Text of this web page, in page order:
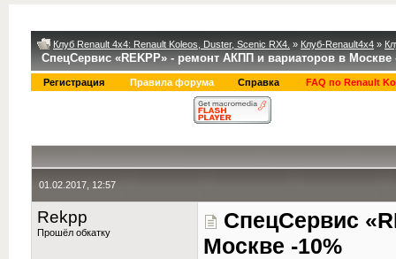
Клуб Renault 4x4: Renault Koleos, Duster, Scenic RX4. » Клуб-Renault4x4 »
СпецСервис «REKPP» - ремонт АКПП и вариаторов в Москве
Регистрация Правила форума Справка FAQ по Renault
01.02.2017, 12:57
Rekpp
Прошёл обкатку
СпецСервис
Москве -10%